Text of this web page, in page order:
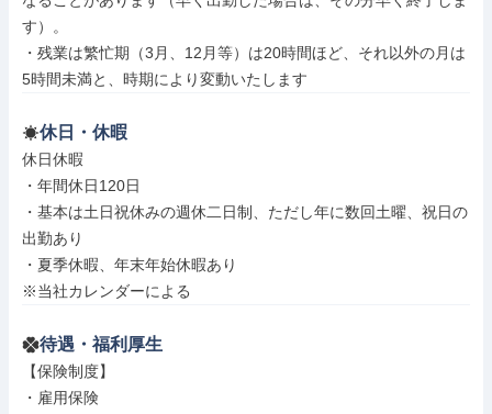
す）。
・残業は繁忙期（3月、12月等）は20時間ほど、それ以外の月は
5時間未満と、時期により変動いたします
休日・休暇
休日休暇
・年間休日120日
・基本は土日祝休みの週休二日制、ただし年に数回土曜、祝日の
出勤あり
・夏季休暇、年末年始休暇あり
※当社カレンダーによる
待遇・福利厚生
【保険制度】
・雇用保険